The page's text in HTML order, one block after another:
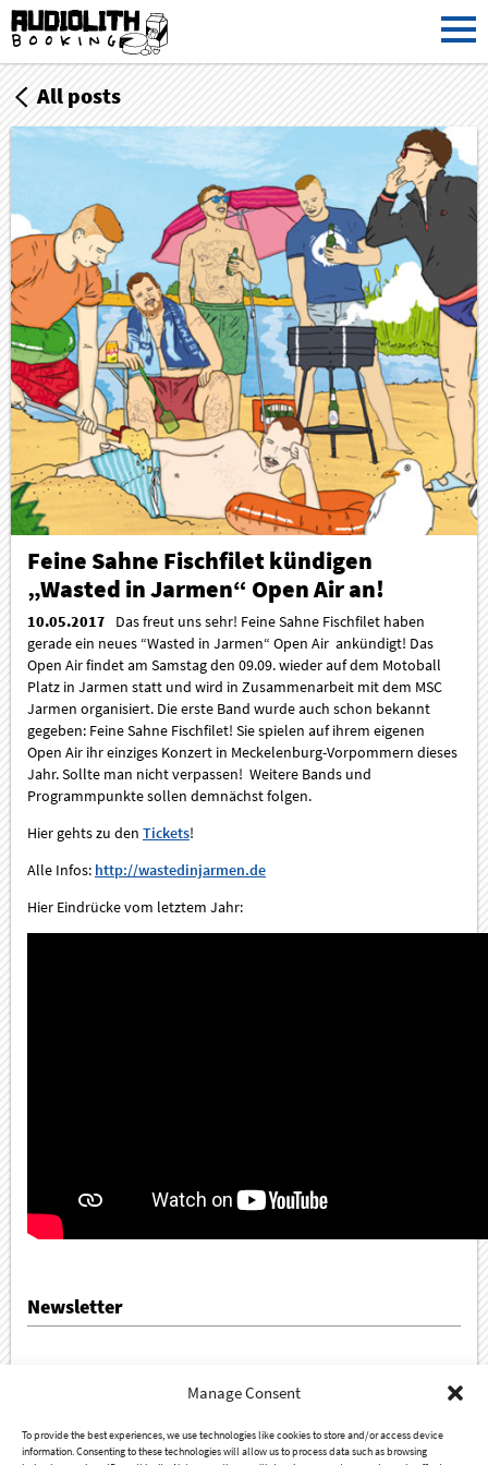
Manage Consent
To provide the best experiences, we use technologies like cookies to store and/or access device
information. Consenting to these technologies will allow us to process data such as browsing
All posts
Feine Sahne Fischfilet kündigen
„Wasted in Jarmen“ Open Air an!
10.05.2017
Das freut uns sehr! Feine Sahne Fischfilet haben
gerade ein neues “Wasted in Jarmen“ Open Air ankündigt! Das
Open Air findet am Samstag den 09.09. wieder auf dem Motoball
Platz in Jarmen statt und wird in Zusammenarbeit mit dem MSC
Jarmen organisiert. Die erste Band wurde auch schon bekannt
gegeben: Feine Sahne Fischfilet! Sie spielen auf ihrem eigenen
Open Air ihr einziges Konzert in Meckelenburg-Vorpommern dieses
Jahr. Sollte man nicht verpassen! Weitere Bands und
Programmpunkte sollen demnächst folgen.
Hier gehts zu den Tickets!
Alle Infos: http://wastedinjarmen.de
Hier Eindrücke vom letztem Jahr:
Newsletter